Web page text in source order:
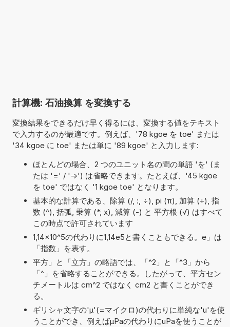
計算機: 石油換算 を変換する
変換結果をできるだけ早く得るには、変換する値をテキスト
で入力するのが最適です。例えば、'78 kgoe を toe' または
'34 kgoe に toe' または単に '89 kgoe' と入力します:
ほとんどの場合、2 つのユニット名の間の単語 'を' (ま
たは '=' / '->') は省略できます。たとえば、'45 kgoe
を toe' ではなく '1 kgoe toe' となります。
基本的な計算である、除算 (/, :, ÷), pi (π), 加算 (+), 指
数 (^), 括弧, 乗算 (*, x), 減算 (-) と 平方根 (√) はすべて
この時点で許可されています
1,14×10^5の代わりに1,14e5と書くこともできる。e」は
「指数」を表す。
平方」と「立方」の略語では、「^2」と「^3」から
「^」を省略することができる。したがって、平方セン
チメートルは cm^2 ではなく cm2 と書くことができ
る。
ギリシャ文字の'μ'(=マイクロ)の代わりに単純な'u'を使
うことができ、例えばµPaの代わりにuPaを使うことが